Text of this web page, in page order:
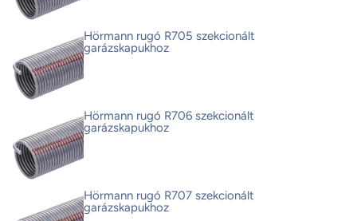
Hörmann rugó R705 szekcionált
garázskapukhoz
Hörmann rugó R706 szekcionált
garázskapukhoz
Hörmann rugó R707 szekcionált
garázskapukhoz